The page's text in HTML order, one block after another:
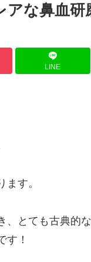
アな鼻血研
LINE
す。
とても古典的
す！